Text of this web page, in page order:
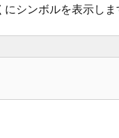
シンボルを表示しま